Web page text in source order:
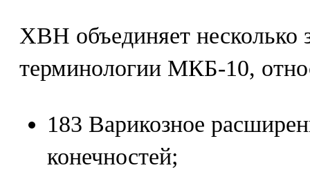
ХВН объединяет несколько
терминологии МКБ-10,
183 Варикозное
конечностей;